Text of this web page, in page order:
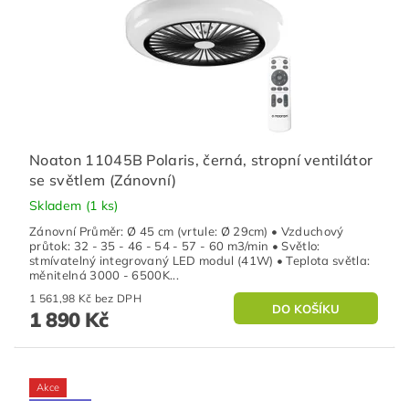
Noaton 11045B Polaris, černá, stropní ventilátor
se světlem (Zánovní)
Skladem (1 ks)
Zánovní Průměr: Ø 45 cm (vrtule: Ø 29cm) • Vzduchový
průtok: 32 - 35 - 46 - 54 - 57 - 60 m3/min • Světlo:
stmívatelný integrovaný LED modul (41W) • Teplota světla:
měnitelná 3000 - 6500K...
1 561,98 Kč bez DPH
1 890 Kč
Akce